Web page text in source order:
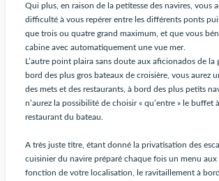
Qui plus, en raison de la petitesse des navires, vous
difficulté à vous repérer entre les différents ponts
que trois ou quatre grand maximum, et que vous
cabine avec automatiquement une vue mer.
L’autre point plaira sans doute aux aficionados de la
bord des plus gros bateaux de croisière, vous aurez
des mets et des restaurants, à bord des plus petits
n’aurez la possibilité de choisir « qu’entre » le buffet
restaurant du bateau.
A très juste titre, étant donné la privatisation des
cuisinier du navire préparé chaque fois un menu aux
fonction de votre localisation, le ravitaillement à